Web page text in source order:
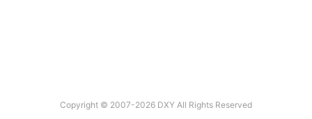
Copyright © 2007-2026 DXY All Rights Reserved